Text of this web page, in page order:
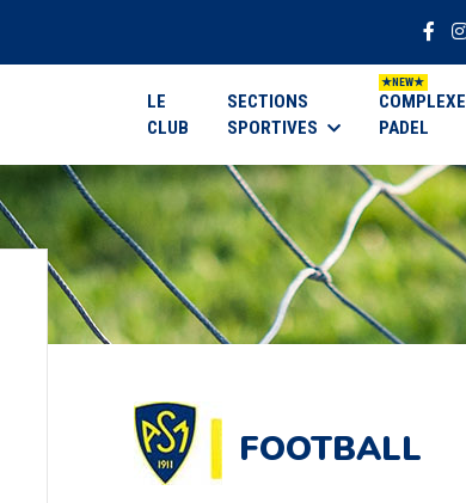
LE
CLUB
SECTIONS
SPORTIVES
COMPLEXE
PADEL
FOOTBALL